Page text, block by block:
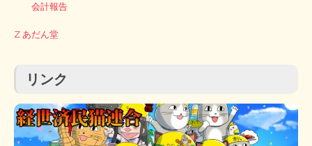
会計報告
Z あだん堂
リンク